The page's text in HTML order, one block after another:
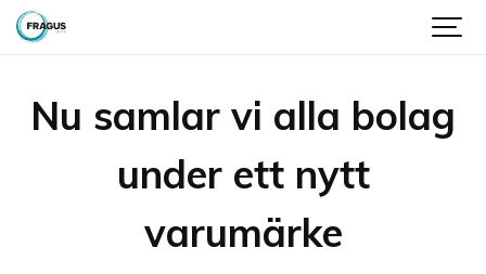
Nu samlar vi alla bolag
under ett nytt
varumärke